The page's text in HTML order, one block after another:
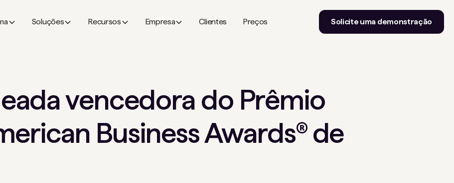
Soluções Recursos Empresa Clientes Preços Solicite uma demonstração
vencedora do Prêmio
Business Awards® de